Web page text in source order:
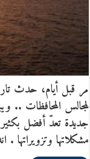
مر قبل أيام، حدث
لمجالس المحافظات ..
مشكلاتها